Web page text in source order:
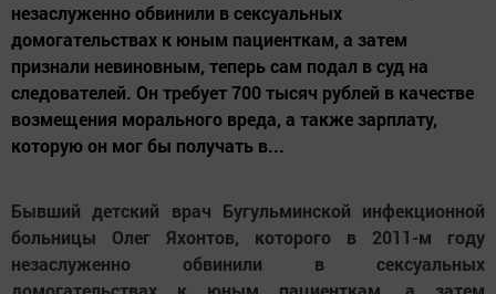
незаслуженно обвинили в сексуальных
домогательствах к юным пациенткам, а затем
признали невиновным, теперь сам подал в суд на
следователей. Он требует 700 тысяч рублей в качестве
возмещения морального вреда, а также зарплату,
которую он мог бы получать в...
Бывший детский врач Бугульминской инфекционной
больницы Олег Яхонтов, которого в 2011-м году
незаслуженно обвинили в сексуальных